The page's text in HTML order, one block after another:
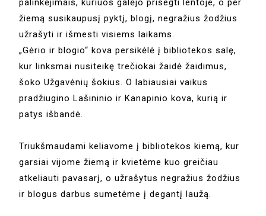
palinkėjimais, kuriuos galėjo prisegti lentoje, o per
žiemą susikaupusį pyktį, blogį, negražius žodžius
užrašyti ir išmesti visiems laikams.
„Gėrio ir blogio“ kova persikėlė į bibliotekos salę,
kur linksmai nusiteikę trečiokai žaidė žaidimus,
šoko Užgavėnių šokius. O labiausiai vaikus
pradžiugino Lašininio ir Kanapinio kova, kurią ir
patys išbandė.
Triukšmaudami keliavome į bibliotekos kiemą, kur
garsiai vijome žiemą ir kvietėme kuo greičiau
atkeliauti pavasarį, o užrašytus negražius žodžius
ir blogus darbus sumetėme į degantį laužą.